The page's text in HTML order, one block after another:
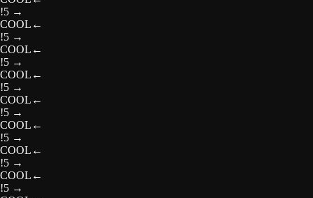
!5 →
COOL ←
!5 →
COOL ←
!5 →
COOL ←
!5 →
COOL ←
!5 →
COOL ←
!5 →
COOL ←
!5 →
COOL ←
!5 →